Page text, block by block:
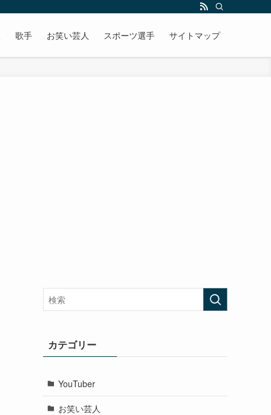
歌手 お笑い芸人 スポーツ選手 サイトマップ
カテゴリー
YouTuber
お笑い芸人